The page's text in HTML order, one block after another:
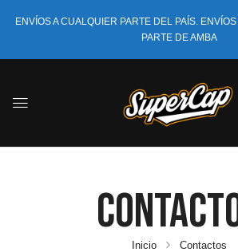
ENVÍOS A CUALQUIER PARTE DEL PAÍS.
PARTE DE AMBA
Inicio Contactos